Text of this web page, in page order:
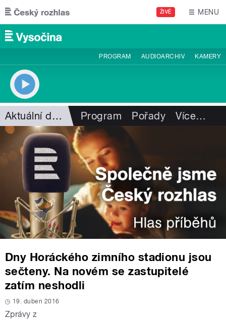
Přejít k hlavnímu obsahu
ŽIVĚ MENU
PROGRAM AUDIOARCHIV KAMERY
Aktuální dění Program Pořady Více…
Dny Horáckého zimního stadionu jsou
sečteny. Na novém se zastupitelé
zatím neshodli
19. duben 2016
Zprávy z